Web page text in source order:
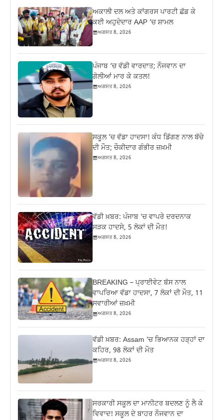
ਅਕਾਲੀ ਦਲ ਅਤੇ ਕਾਂਗਰਸ ਪਾਰਟੀ ਛੱਡ ਕੇ
ਕਈ ਅਹੁਦੇਦਾਰ AAP ‘ਚ ਸ਼ਾਮਲ
ਅਗਸਤ 8, 2026
ਪੰਜਾਬ ‘ਚ ਵੱਡੀ ਵਾਰਦਾਤ; ਨੌਜਵਾਨ ਦਾ
ਗੋਲੀਆਂ ਮਾਰ ਕੇ ਕਤਲ!
ਅਗਸਤ 8, 2026
ਸਕੂਲ ’ਚ ਵੱਡਾ ਹਾਦਸਾ! ਕੰਧ ਡਿੱਗਣ ਨਾਲ ਬੱਚੇ
ਦੀ ਮੌਤ; ਚੌਕੀਦਾਰ ਗੰਭੀਰ ਜ਼ਖ਼ਮੀ
ਅਗਸਤ 8, 2026
ਵੱਡੀ ਖ਼ਬਰ: ਪੰਜਾਬ ‘ਚ ਵਾਪਰੇ ਦਰਦਨਾਕ
ਸੜਕ ਹਾਦਸੇ, 5 ਲੋਕਾਂ ਦੀ ਮੌਤ!
ਅਗਸਤ 8, 2026
BREAKING – ਪ੍ਰਾਈਵੇਟ ਬੱਸ ਨਾਲ
ਵਾਪਰਿਆ ਵੱਡਾ ਹਾਦਸਾ, 7 ਲੋਕਾਂ ਦੀ ਮੌਤ, 11
ਸਵਾਰੀਆਂ ਜ਼ਖ਼ਮੀ
ਅਗਸਤ 8, 2026
ਵੱਡੀ ਖ਼ਬਰ: Assam ‘ਚ ਭਿਆਨਕ ਹੜ੍ਹਾਂ ਦਾ
ਕਹਿਰ, 98 ਲੋਕਾਂ ਦੀ ਮੌਤ
ਅਗਸਤ 8, 2026
ਸਰਕਾਰੀ ਸਕੂਲ ਦਾ ਮਾਨੀਟਰ ਬਦਲਣ ਨੂੰ ਲੈ ਕੇ
ਵਿਵਾਦ! ਸਕੂਲ ਦੇ ਬਾਹਰ ਨੌਜਵਾਨ ਦਾ